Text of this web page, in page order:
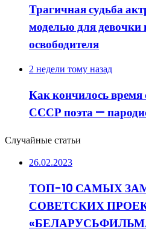
Трагичная судьба
моделью для
освободителя
2 недели тому назад
Как кончилось время
СССР поэта —
Случайные статьи
26.02.2023
ТОП-10 САМЫХ
СОВЕТСКИХ